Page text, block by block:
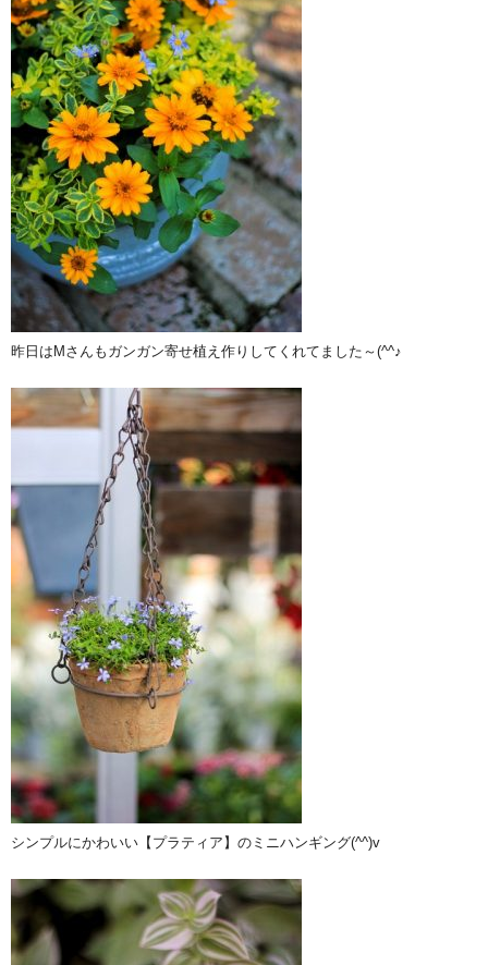
昨日はMさんもガンガン寄せ植え作りしてくれてました～(^^♪
シンプルにかわいい【プラティア】のミニハンギング(^^)v